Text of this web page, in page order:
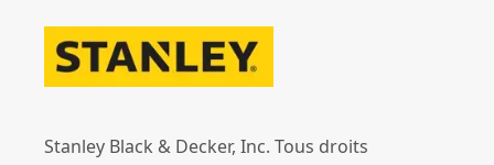
Stanley Black & Decker, Inc. Tous droits